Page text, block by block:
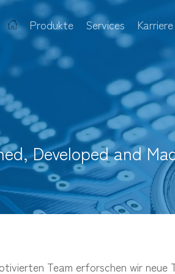
Startseite
Produkte Services Karriere
Developed and
Team erforschen wir neue